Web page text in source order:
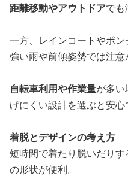
距離移動やアウトドアでも
一方、レインコートやポン
強い雨や前傾姿勢では注意
自転車利用や作業量が多
げにくい設計を選ぶと安心
着脱とデザインの考え方
短時間で着たり脱いだりす
の形状が便利。